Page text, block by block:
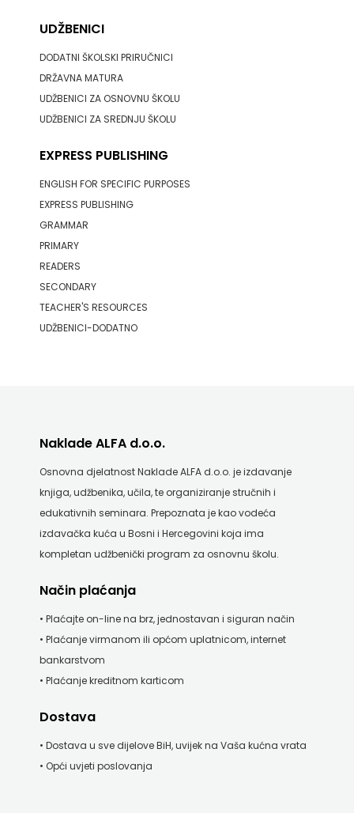
UDŽBENICI
DODATNI ŠKOLSKI PRIRUČNICI
DRŽAVNA MATURA
UDŽBENICI ZA OSNOVNU ŠKOLU
UDŽBENICI ZA SREDNJU ŠKOLU
EXPRESS PUBLISHING
ENGLISH FOR SPECIFIC PURPOSES
EXPRESS PUBLISHING
GRAMMAR
PRIMARY
READERS
SECONDARY
TEACHER'S RESOURCES
UDŽBENICI-DODATNO
Naklade ALFA d.o.o.
Osnovna djelatnost Naklade ALFA d.o.o. je izdavanje
knjiga, udžbenika, učila, te organiziranje stručnih i
edukativnih seminara. Prepoznata je kao vodeća
izdavačka kuća u Bosni i Hercegovini koja ima
kompletan udžbenički program za osnovnu školu.
Način plaćanja
• Plaćajte on-line na brz, jednostavan i siguran način
• Plaćanje virmanom ili općom uplatnicom, internet
bankarstvom
• Plaćanje kreditnom karticom
Dostava
• Dostava u sve dijelove BiH, uvijek na Vaša kućna vrata
• Opći uvjeti poslovanja